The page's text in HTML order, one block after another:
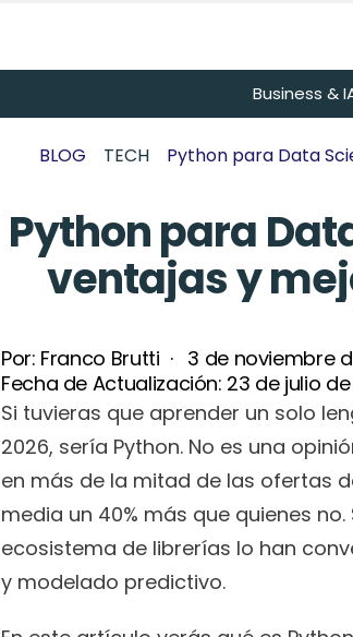
BLOG TECH Python para Data
Python para
ventajas y
Por: Franco Brutti
  ·
3 de noviembre
Fecha de Actualización: 23 de julio
Si tuvieras que aprender un solo
2026, sería Python. No es una
en más de la mitad de las ofertas
media un 40% más que quienes
ecosistema de librerías lo han
y modelado predictivo.
Business &